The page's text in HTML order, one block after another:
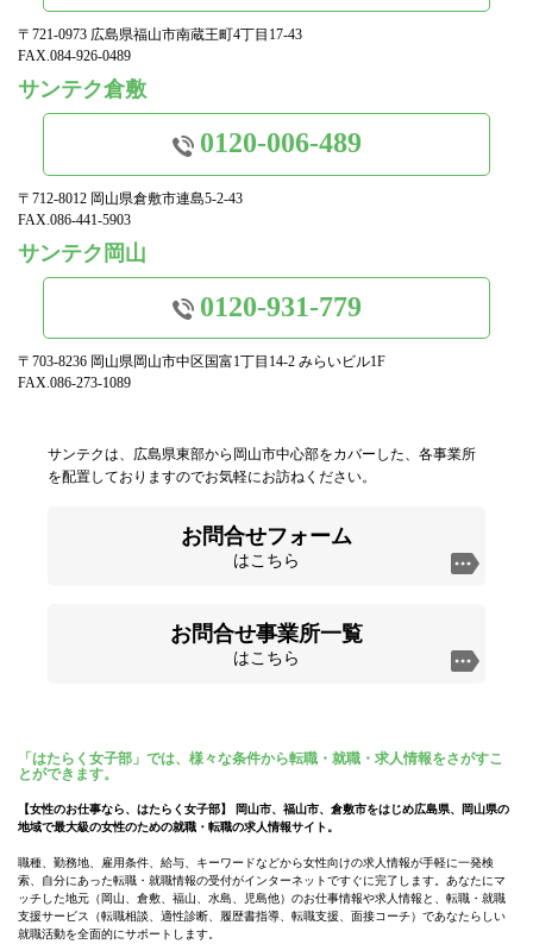
〒721-0973 広島県福山市南蔵王町4丁目17-43
FAX.084-926-0489
サンテク倉敷
0120-006-489
〒712-8012 岡山県倉敷市連島5-2-43
FAX.086-441-5903
サンテク岡山
0120-931-779
〒703-8236 岡山県岡山市中区国富1丁目14-2 みらいビル1F
FAX.086-273-1089
サンテクは、広島県東部から岡山市中心部をカバーした、各事業所
を配置しておりますのでお気軽にお訪ねください。
お問合せフォーム
はこちら
お問合せ事業所一覧
はこちら
「はたらく女子部」では、様々な条件から転職・就職・求人情報をさがすこ
とができます。
【女性のお仕事なら、はたらく女子部】 岡山市、福山市、倉敷市をはじめ広島県、岡山県の
地域で最大級の女性のための就職・転職の求人情報サイト。
職種、勤務地、雇用条件、給与、キーワードなどから女性向けの求人情報が手軽に一発検
索、自分にあった転職・就職情報の受付がインターネットですぐに完了します。あなたにマ
ッチした地元（岡山、倉敷、福山、水島、児島他）のお仕事情報や求人情報と、転職・就職
支援サービス（転職相談、適性診断、履歴書指導、転職支援、面接コーチ）であなたらしい
就職活動を全面的にサポートします。